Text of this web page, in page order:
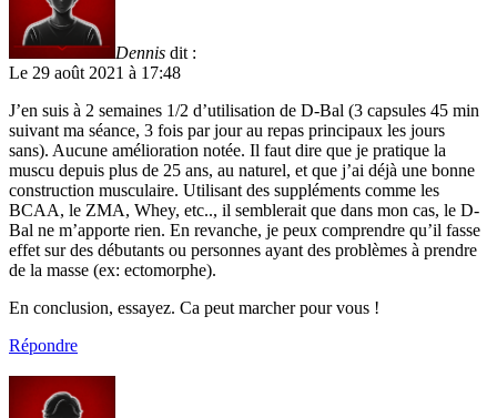
Dennis dit :
Le 29 août 2021 à 17:48
J’en suis à 2 semaines 1/2 d’utilisation de D-Bal (3 capsules 45 min
suivant ma séance, 3 fois par jour au repas principaux les jours
sans). Aucune amélioration notée. Il faut dire que je pratique la
muscu depuis plus de 25 ans, au naturel, et que j’ai déjà une bonne
construction musculaire. Utilisant des suppléments comme les
BCAA, le ZMA, Whey, etc.., il semblerait que dans mon cas, le D-
Bal ne m’apporte rien. En revanche, je peux comprendre qu’il fasse
effet sur des débutants ou personnes ayant des problèmes à prendre
de la masse (ex: ectomorphe).
En conclusion, essayez. Ca peut marcher pour vous !
Répondre